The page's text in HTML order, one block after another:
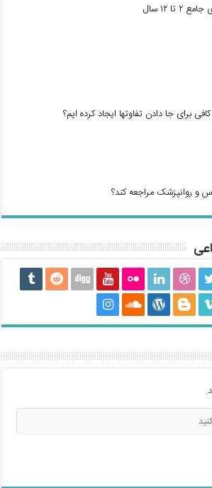
تا ۱۲ سال
برای جا دادن تفاوتها ایجاد کرده ایم؟
و روانپزشک مراجعه کند؟